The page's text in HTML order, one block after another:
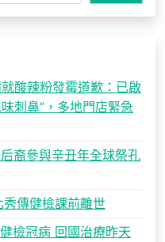
酸辣粉發霉道歉：已啟
刺鼻”，多地門店緊急
裔參與辛丑年全球祭孔
傳健檢課前離世
檢冠病 回國治療昨天